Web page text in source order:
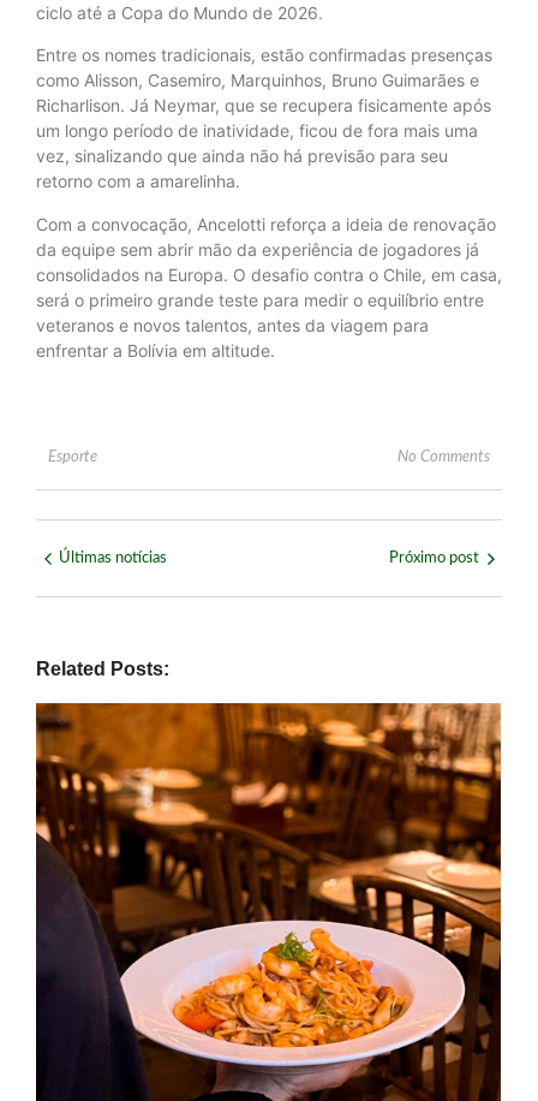
ciclo até a Copa do Mundo de 2026.
Entre os nomes tradicionais, estão confirmadas presenças
como Alisson, Casemiro, Marquinhos, Bruno Guimarães e
Richarlison. Já Neymar, que se recupera fisicamente após
um longo período de inatividade, ficou de fora mais uma
vez, sinalizando que ainda não há previsão para seu
retorno com a amarelinha.
Com a convocação, Ancelotti reforça a ideia de renovação
da equipe sem abrir mão da experiência de jogadores já
consolidados na Europa. O desafio contra o Chile, em casa,
será o primeiro grande teste para medir o equilíbrio entre
veteranos e novos talentos, antes da viagem para
enfrentar a Bolívia em altitude.
Esporte No Comments
Últimas notícias Próximo post
Related Posts: